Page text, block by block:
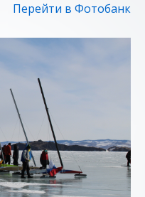
Перейти в Фотобанк